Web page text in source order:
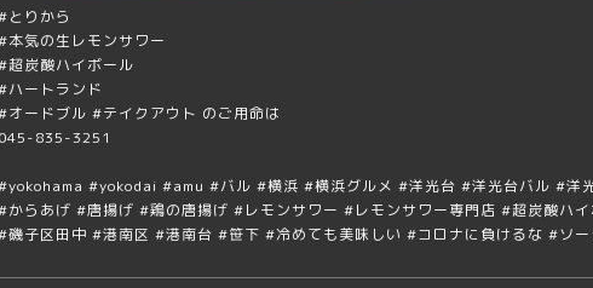
とりから
本気の生レモンサワー
超炭酸ハイボール
ハートランド
オードブル #テイクアウト のご用命は
045-835-3251
#yokodai #amu #バル #横浜 #横浜グルメ #洋光台 #洋光台バル #洋
からあげ #唐揚げ #鶏の唐揚げ #レモンサワー #レモンサワー専門店 #超炭酸ハ
磯子区田中 #港南区 #港南台 #笹下 #冷めても美味しい #コロナに負けるな #ソー